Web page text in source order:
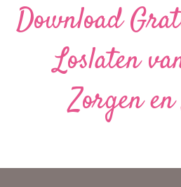
Download
Loslaten
Zorgen